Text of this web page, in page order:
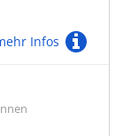
Infos